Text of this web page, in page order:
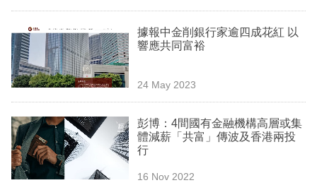
商
業
科
技
職
生
據報中金削銀行家逾四成花紅 以
響應共同富裕
24 May 2023
彭博：4間國有金融機構高層或集
體減薪「共富」傳波及香港兩投
行
16 Nov 2022